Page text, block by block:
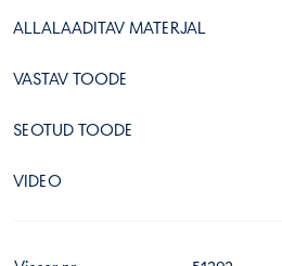
ALLALAADITAV MATERJAL
VASTAV TOODE
SEOTUD TOODE
VIDEO